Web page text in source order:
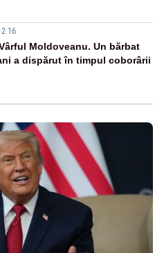
Moldoveanu. Un bărbat
a dispărut în timpul coborârii